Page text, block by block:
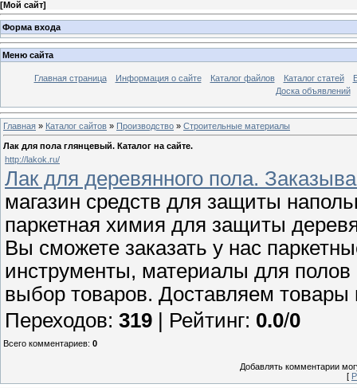
[Мой сайт]
Форма входа
Меню сайта
Главная страница Информация о сайте Каталог файлов Каталог статей
Доска объявлений
Главная » Каталог сайтов » Производство » Строительные материалы
Лак для пола глянцевый. Каталог на сайте.
http://lakok.ru/
Лак для деревянного пола.
магазин средств для защиты
паркетная химия для защиты
Вы сможете заказать у нас
инструменты, материалы для
выбор товаров. Доставляем
Переходов: 319 | Рейтинг: 0.0/0
Всего комментариев: 0
Добавлять комментарии
[